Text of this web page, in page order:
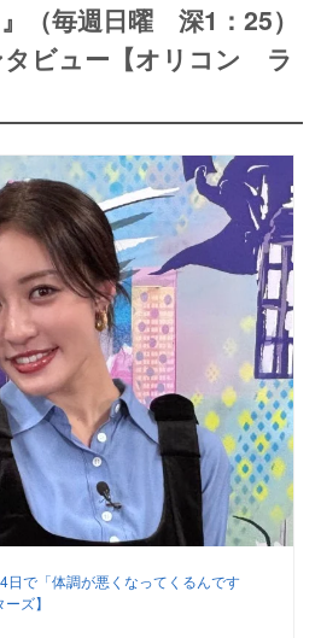
（毎週日曜 深1：25）
タビュー【オリコン ラ
で「体調が悪くなってくるんです
ズ】